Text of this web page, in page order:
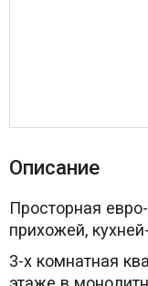
Описание
Просторная
прихожей,
3-х комнатная